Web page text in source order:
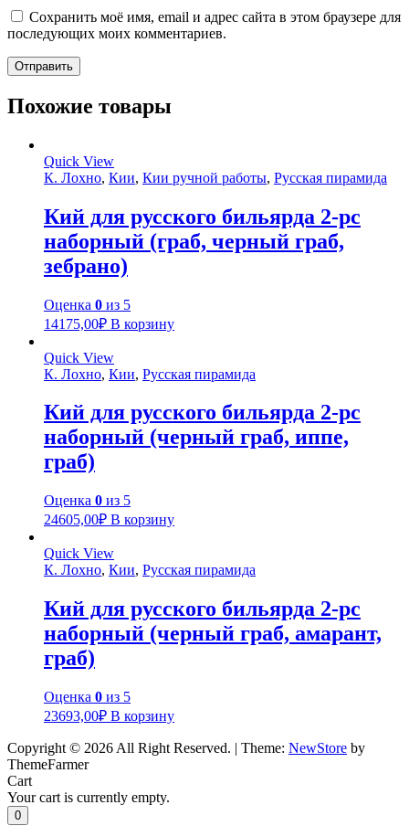
Сохранить моё имя, email и адрес сайта в этом браузере для
последующих моих комментариев.
Похожие товары
Quick View
К. Лохно, Кии, Кии ручной работы, Русская пирамида
Кий для русского бильярда 2-pc
наборный (граб, черный граб,
зебрано)
Оценка 0 из 5
14175,00₽ В корзину
Quick View
К. Лохно, Кии, Русская пирамида
Кий для русского бильярда 2-pc
наборный (черный граб, иппе,
граб)
Оценка 0 из 5
24605,00₽ В корзину
Quick View
К. Лохно, Кии, Русская пирамида
Кий для русского бильярда 2-pc
наборный (черный граб, амарант,
граб)
Оценка 0 из 5
23693,00₽ В корзину
Copyright © 2026 All Right Reserved. | Theme: NewStore by
ThemeFarmer
Cart
Your cart is currently empty.
0